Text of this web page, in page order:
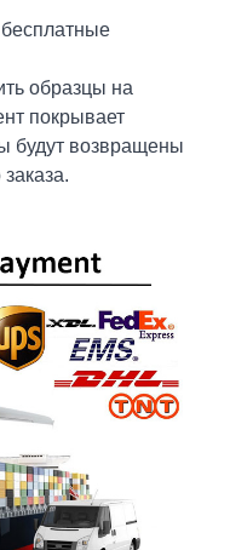
образцы на
покрывает
будут возвращены